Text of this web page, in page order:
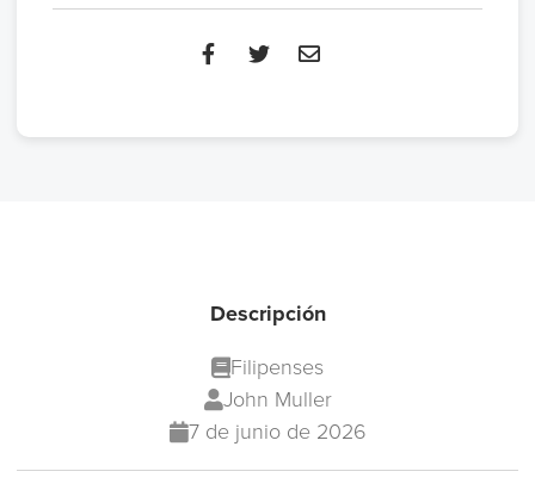
Descripción
Filipenses
John Muller
7 de junio de 2026